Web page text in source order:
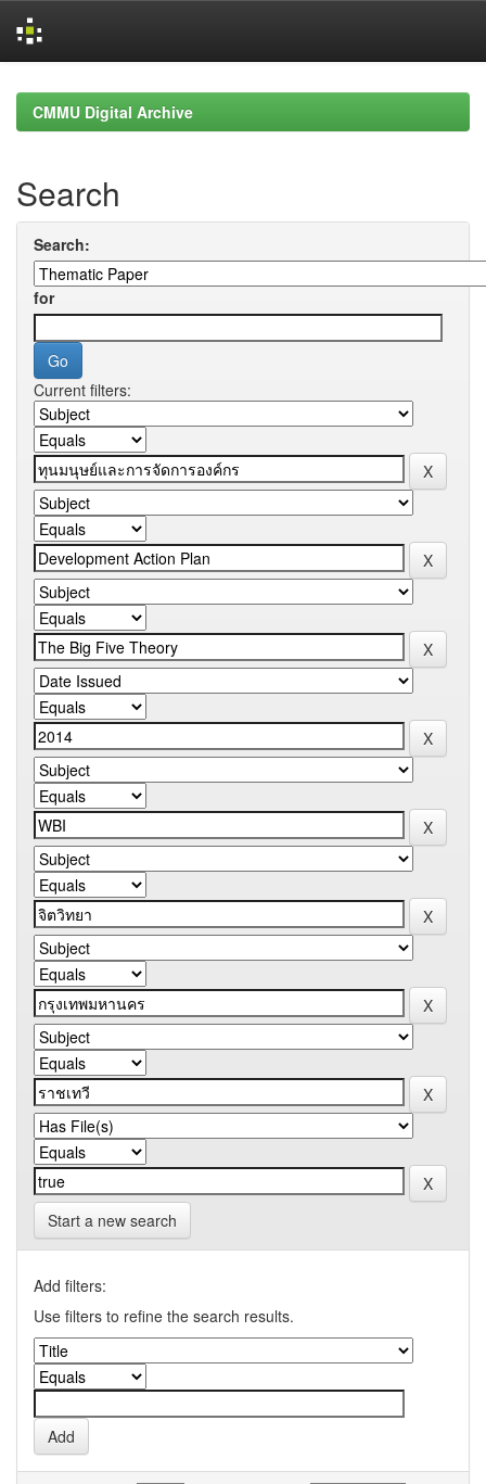
navigationCMMU Digital Archive
Search
Search:
for
Current filters:
Start a new search
Add filters:
Use filters to refine the search results.